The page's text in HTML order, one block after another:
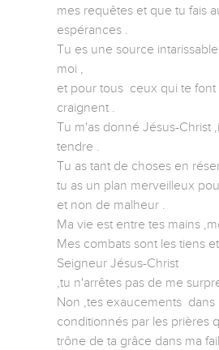
mes requêtes et que tu fais
espérances .
Tu es une source
moi ,
et pour tous  ceux qui te
craignent .
Tu m'as donné Jésus-Christ
tendre .
Tu as tant de choses en
tu as un plan merveilleux
et non de malheur .
Ma vie est entre tes mains
Mes combats sont les tiens
Seigneur Jésus-Christ
,tu n'arrêtes pas de me
Non ,tes exaucements
conditionnés par les prières
trône de ta grâce dans ma